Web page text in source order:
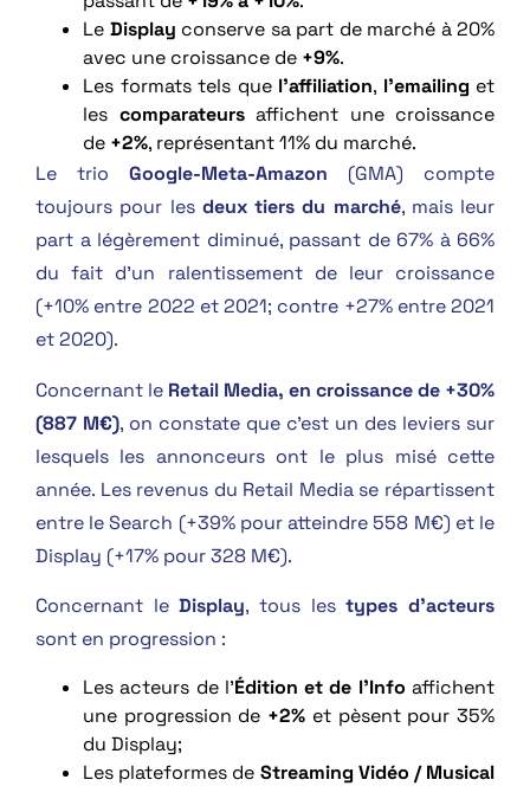
Le Display conserve sa part de marché à 20%
avec une croissance de +9%.
Les formats tels que l’affiliation, l’emailing et
les comparateurs affichent une croissance
de +2%, représentant 11% du marché.
Le trio Google-Meta-Amazon (GMA) compte
toujours pour les deux tiers du marché, mais leur
part a légèrement diminué, passant de 67% à 66%
du fait d’un ralentissement de leur croissance
(+10% entre 2022 et 2021; contre +27% entre 2021
et 2020).
Concernant le Retail Media, en croissance de +30%
(887 M€), on constate que c’est un des leviers sur
lesquels les annonceurs ont le plus misé cette
année. Les revenus du Retail Media se répartissent
entre le Search (+39% pour atteindre 558 M€) et le
Display (+17% pour 328 M€).
Concernant leDisplay, tous lestypes d’acteurs
sont en progression :
Les acteurs de l’Édition et de l’Info affichent
une progression de +2% et pèsent pour 35%
du Display;
Les plateformes de Streaming Vidéo / Musical